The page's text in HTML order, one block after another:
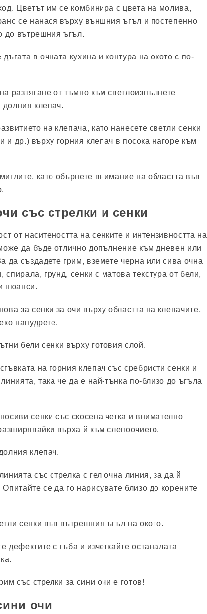
Цветът им се комбинира с цвета на молива,
се нанася върху външния ъгъл и постепенно
до вътрешния ъгъл.
дъгата в очната кухина и контура на окото с по-
разтягане от тъмно към светлоизпълнете
долния клепач.
на клепача, като нанесете светли сенки
и др.) върху горния клепач в посока нагоре към
като обърнете внимание на областта във
със стрелки и сенки
от наситеността на сенките и интензивността на
да бъде отлично допълнение към дневен или
да създадете грим, вземете черна или сива очна
спирала, грунд, сенки с матова текстура от бели,
нюанси.
за сенки за очи върху областта на клепачите,
напудрете.
бели сенки върху готовия слой.
на горния клепач със сребристи сенки и
така че да е най-тънка по-близо до ъгъла
сенки със скосена четка и внимателно
върха й към слепоочието.
клепач.
със стрелка с гел очна линия, за да й
се да го нарисувате близо до корените
сенки във вътрешния ъгъл на окото.
дефектите с гъба и изчеткайте останалата
със стрелки за сини очи е готов!
очи